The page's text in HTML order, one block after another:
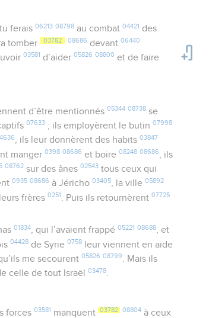
ferais 06213 08798au combat 04421
des
tomber 03782 08686 devant06440
03581 d’aider05826 08800 et de faire
d’être mentionnés 05344 08738se
07633 ; ils employèrent le butin07998
, ils leur donnèrent des habits03847
manger0398 08686 et boire08248 08686
, ils
08762 sur des ânes02543 tous ceux qui
0935 08686 à Jéricho03405, la ville05892
frères0251 . Puis ils retournèrent07725
01834, qui l’avaient frappé 05221 08688, et
04428 de Syrie0758 leur viennent en aide
me secourent05826 08799. Mais ils
celle de tout Israël03478.
forces 03581 manquent 03782 08804à ceux